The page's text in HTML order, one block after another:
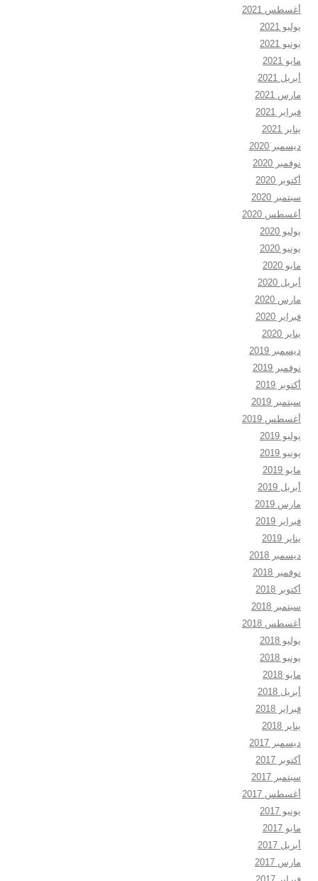
أغسطس 2021
يوليو 2021
يونيو 2021
مايو 2021
أبريل 2021
مارس 2021
فبراير 2021
يناير 2021
ديسمبر 2020
نوفمبر 2020
أكتوبر 2020
سبتمبر 2020
أغسطس 2020
يوليو 2020
يونيو 2020
مايو 2020
أبريل 2020
مارس 2020
فبراير 2020
يناير 2020
ديسمبر 2019
نوفمبر 2019
أكتوبر 2019
سبتمبر 2019
أغسطس 2019
يوليو 2019
يونيو 2019
مايو 2019
أبريل 2019
مارس 2019
فبراير 2019
يناير 2019
ديسمبر 2018
نوفمبر 2018
أكتوبر 2018
سبتمبر 2018
أغسطس 2018
يوليو 2018
يونيو 2018
مايو 2018
أبريل 2018
فبراير 2018
يناير 2018
ديسمبر 2017
أكتوبر 2017
سبتمبر 2017
أغسطس 2017
يونيو 2017
مايو 2017
أبريل 2017
مارس 2017